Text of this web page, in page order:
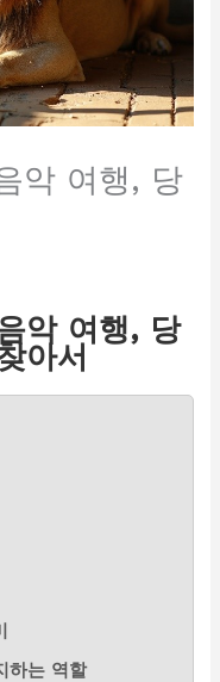
악 여행, 당
악 여행, 당
아서
하는 역할